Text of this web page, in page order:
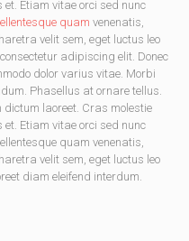
Etiam vitae orci sed nunc
quam venenatis,
velit sem, eget luctus leo
adipiscing elit. Donec
dolor varius vitae. Morbi
Phasellus at ornare tellus.
laoreet. Cras molestie
Etiam vitae orci sed nunc
quam venenatis,
velit sem, eget luctus leo
diam eleifend interdum.